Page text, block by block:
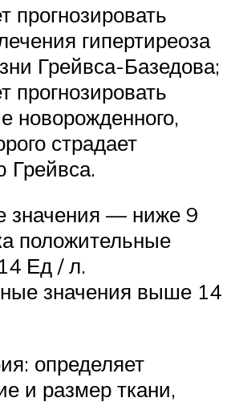
прогнозировать
гипертиреоза
Грейвса-Базедова;
прогнозировать
новорожденного,
страдает
Грейвса.
значения — ниже 9
положительные
Ед / л.
значения выше 14
определяет
и размер ткани,